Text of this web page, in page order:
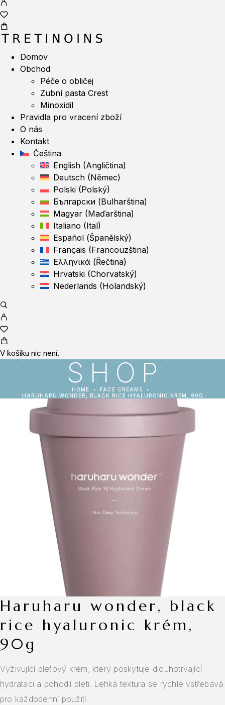
Domov
Obchod
Péče o obličej
Zubní pasta Crest
Minoxidil
Pravidla pro vracení zboží
O nás
Kontakt
Čeština
English (Angličtina)
Deutsch (Němec)
Polski (Polský)
Български (Bulharština)
Magyar (Maďarština)
Italiano (Ital)
Español (Španělský)
Français (Francouzština)
Ελληνικά (Řečtina)
Hrvatski (Chorvatský)
Nederlands (Holandský)
V košíku nic není.
SHOP
HOME
FACE CREAMS
HARUHARU WONDER, BLACK RICE HYALURONIC KRÉM, 90G
haruharu wonder, black
rice hyaluronic krém,
90g
Vyživující pleťový krém, který poskytuje dlouhotrvající
hydrataci a pohodlí pleti. Lehká textura se rychle vstřebává
pro každodenní použití.